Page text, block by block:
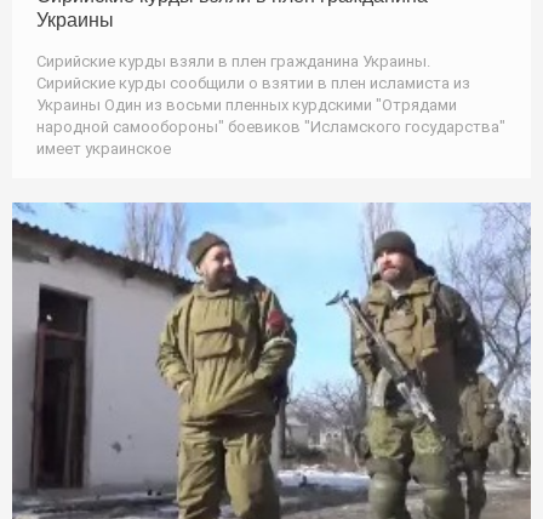
Украины
Сирийские курды взяли в плен гражданина Украины.
Сирийские курды сообщили о взятии в плен исламиста из
Украины Один из восьми пленных курдскими "Отрядами
народной самообороны" боевиков "Исламского государства"
имеет украинское